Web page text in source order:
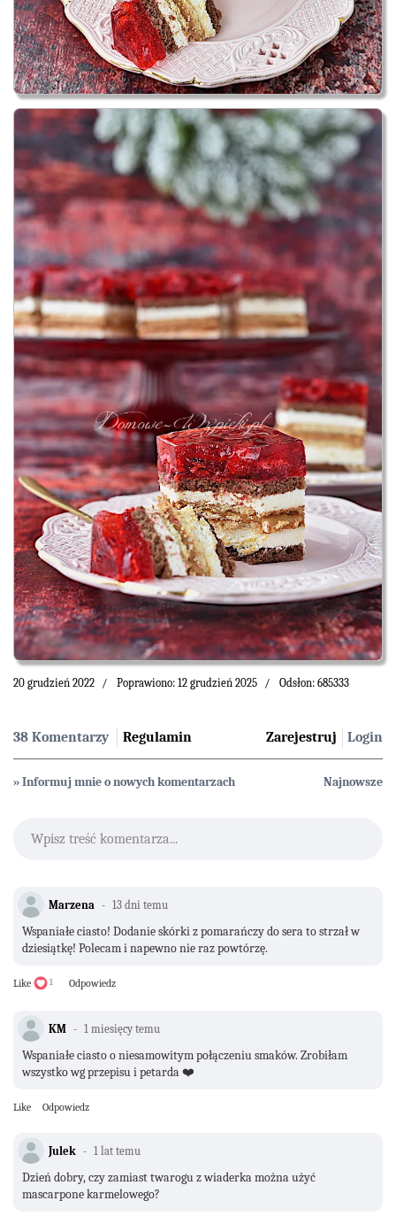
20 grudzień 2022 Poprawiono: 12 grudzień 2025 Odsłon: 685333
38 Komentarzy Regulamin Login
Zarejestruj
» Informuj mnie o nowych komentarzach Najnowsze
Wpisz treść komentarza...
Marzena 13 dni temu
Wspaniałe ciasto! Dodanie skórki z pomarańczy do sera to strzał w
dziesiątkę! Polecam i napewno nie raz powtórzę.
Like 1 Odpowiedz
KM 1 miesięcy temu
Wspaniałe ciasto o niesamowitym połączeniu smaków. Zrobiłam
wszystko wg przepisu i petarda ❤️
Like Odpowiedz
Julek 1 lat temu
Dzień dobry, czy zamiast twarogu z wiaderka można użyć
mascarpone karmelowego?